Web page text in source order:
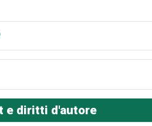
e diritti d'autore